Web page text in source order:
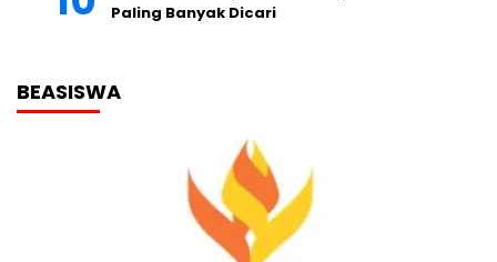
Paling Banyak Dicari
BEASISWA